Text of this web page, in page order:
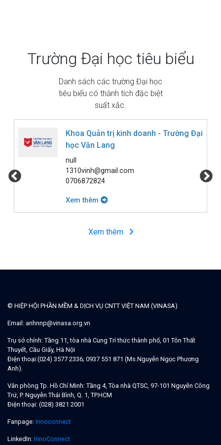
Trường Đại học tiêu biểu
Danh sách các trường Đại học
tiêu biểu có thành tích đặc biệt
suất xắc.
Khoa Quản trị kinh doanh - Trường Đại
học Văn Lang
null
1310vinh@gmail.com
0706872824
Xem thêm
Xem thêm
© HIỆP HỘI PHẦN MỀM & DỊCH VỤ CNTT VIỆT NAM (VINASA)
Email: anhnnp@vinasa.org.vn
Trụ sở chính: Tầng 11, tòa nhà Cung Trí thức thành phố, 01 Tôn Thất
Thuyết, Cầu Giấy, Hà Nội
Điện thoại:(024) 3577 2336; 0937 551 871 (Ms.Nguyễn Ngọc Phương
Anh).
Văn phòng Tp. Hồ Chí Minh: Tầng 4, Tòa nhà QTSC, 97-101 Nguyễn Công
Trứ, P. Nguyễn Thái Bình, Q. 1, TP.HCM
Điện thoại: (028) 3821 2001
Fanpage: Innoconnect
LinkedIn: InnoConnect